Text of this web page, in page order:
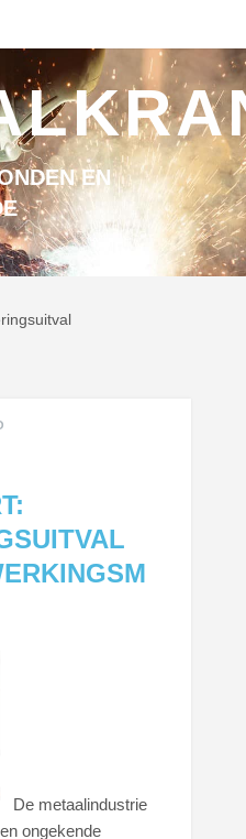
EN
De metaalindustrie
ongekende